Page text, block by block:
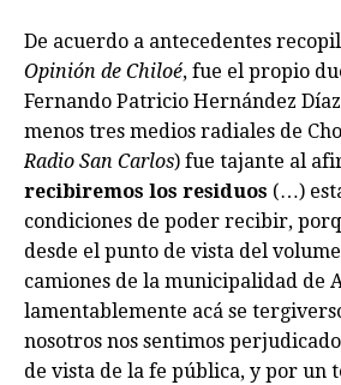
De acuerdo a antecedentes
Opinión de Chiloé, fue el propio
Fernando Patricio Hernández
menos tres medios radiales de
Radio San Carlos) fue tajante al
recibiremos los residuos (…)
condiciones de poder recibir,
desde el punto de vista del
camiones de la municipalidad de
lamentablemente acá se
nosotros nos sentimos
de vista de la fe pública, y por un